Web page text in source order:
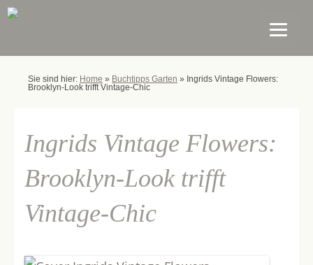
Sie sind hier: Home » Buchtipps Garten » Ingrids Vintage Flowers:
Brooklyn-Look trifft Vintage-Chic
Ingrids Vintage Flowers:
Brooklyn-Look trifft
Vintage-Chic